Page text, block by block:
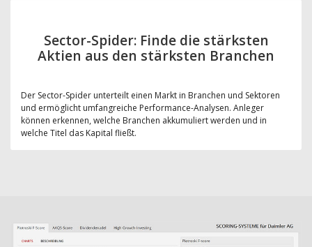
Sector-Spider: Finde die stärksten
Aktien aus den stärksten Branchen
Der Sector-Spider unterteilt einen Markt in Branchen und Sektoren
und ermöglicht umfangreiche Performance-Analysen. Anleger
können erkennen, welche Branchen akkumuliert werden und in
welche Titel das Kapital fließt.